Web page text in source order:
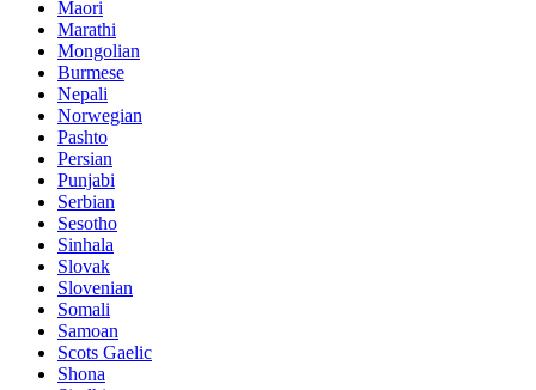
Maori
Marathi
Mongolian
Burmese
Nepali
Norwegian
Pashto
Persian
Punjabi
Serbian
Sesotho
Sinhala
Slovak
Slovenian
Somali
Samoan
Scots Gaelic
Shona